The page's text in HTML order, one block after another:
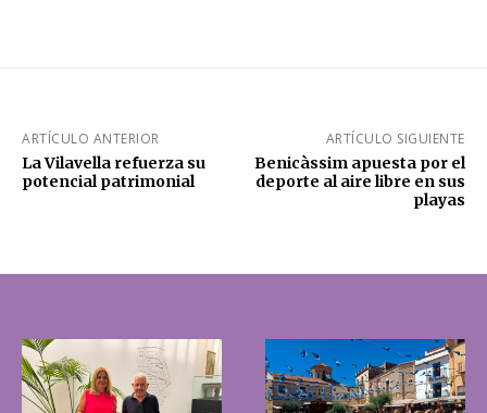
ARTÍCULO ANTERIOR
La Vilavella refuerza su
potencial patrimonial
ARTÍCULO SIGUIENTE
Benicàssim apuesta por el
deporte al aire libre en sus
playas